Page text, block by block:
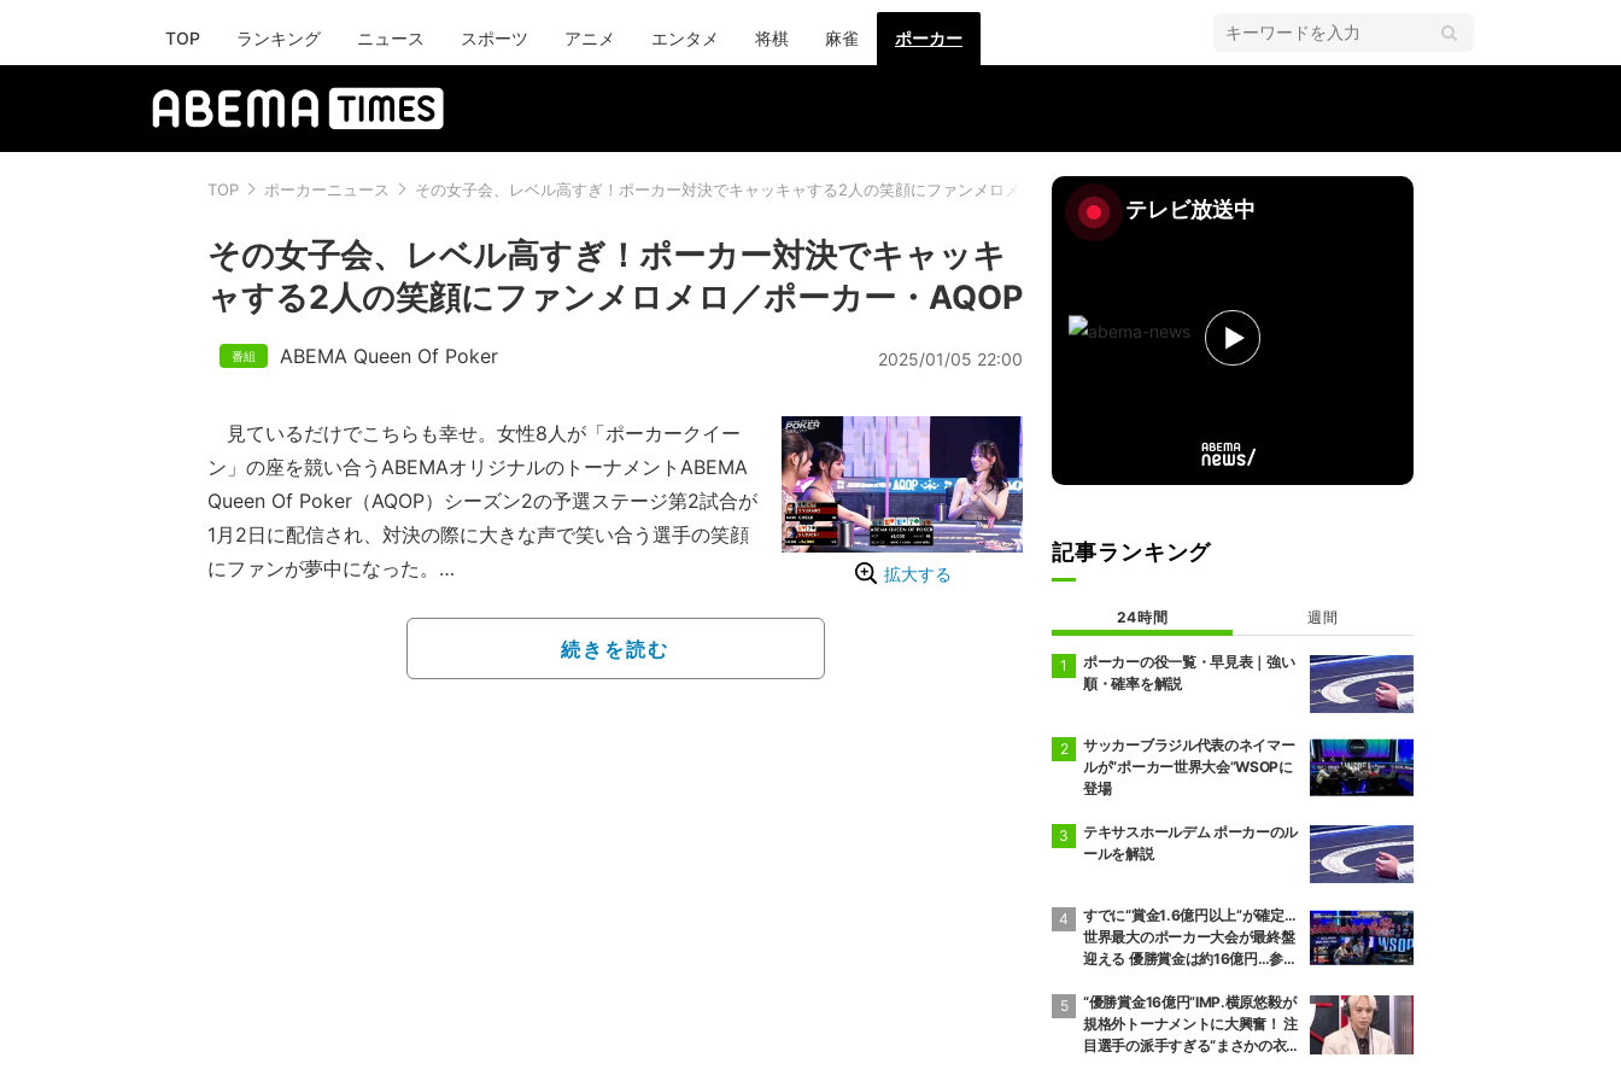
TOP ランキング ニュース スポーツ アニメ エンタメ 将棋 麻雀 ポーカー
TOP ポーカーニュース その女子会、レベル高すぎ！ポーカー対決でキャッキャする2人の笑顔にファンメロメロ／ポーカー・AQOP
その女子会、レベル高すぎ！ポーカー対決でキャッキ
ャする2人の笑顔にファンメロメロ／ポーカー・AQOP
ABEMA Queen Of Poker 2025/01/05 22:00
拡大する
見ているだけでこちらも幸せ。女性8人が「ポーカークイー
ン」の座を競い合うABEMAオリジナルのトーナメントABEMA
Queen Of Poker（AQOP）シーズン2の予選ステージ第2試合が
1月2日に配信され、対決の際に大きな声で笑い合う選手の笑顔
にファンが夢中になった。
ー。それに続いて羽田千夏、廣井佑果子、あおといった並び。
この場面ではハートの「A」とスペードの「7」を持つ羽田が、
続きを読む
テレビ放送中
記事ランキング
24時間 週間
ポーカーの役一覧・早見表｜強い
順・確率を解説
サッカーブラジル代表のネイマー
ルが“ポーカー世界大会”WSOPに
登場
テキサスホールデム ポーカーのル
ールを解説
すでに“賞金1.6億円以上”が確定…
世界最大のポーカー大会が最終盤
迎える 優勝賞金は約16億円…参加
“優勝賞金16億円”IMP.横原悠毅が
規格外トーナメントに大興奮！ 注
目選手の派手すぎる“まさかの衣